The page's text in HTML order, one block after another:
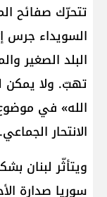
تتحرّك صفائح
السويداء جرس
البلد الصغير
تهبّ. ولا يمكن
الله» في موضوع
الانتحار الجماعي.
ويتأثّر لبنان
سوريا صدارة